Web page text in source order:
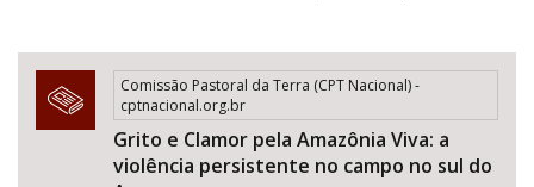
Comissão Pastoral da Terra (CPT Nacional) -
cptnacional.org.br
Grito e Clamor pela Amazônia Viva: a
violência persistente no campo no sul do